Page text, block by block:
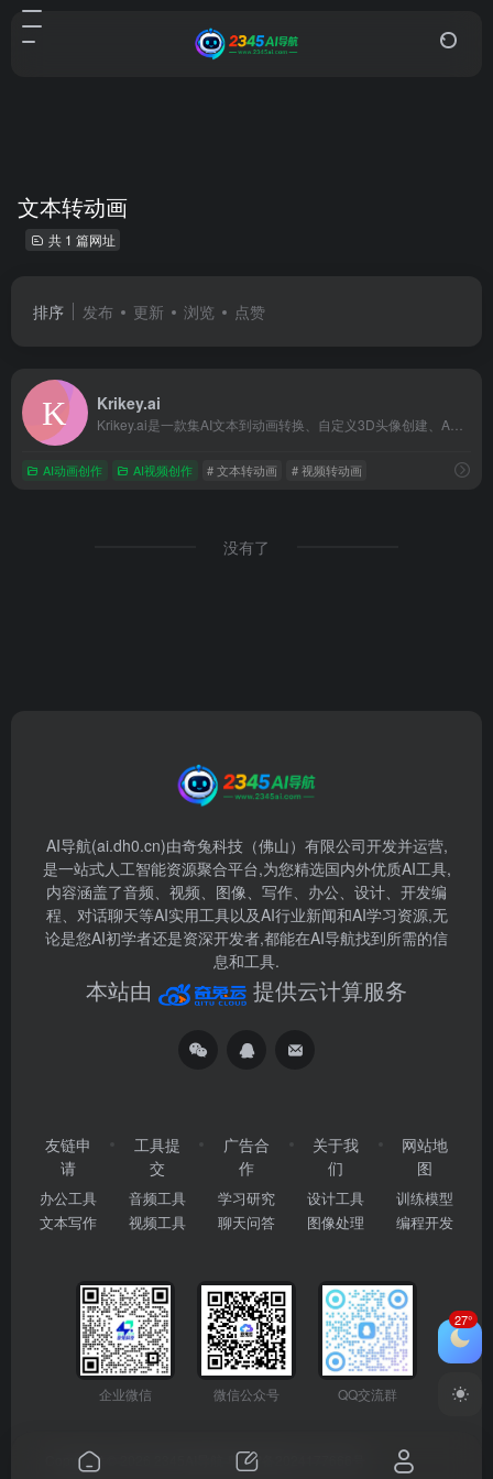
文本转动画
共 1 篇网址
排序 发布 更新 浏览 点赞
Krikey.ai
AI动画创作 AI视频创作 # 文本转动画 # 视频转动画
没有了
AI导航(ai.dh0.cn)由奇兔科技（佛山）有限公司开发并运营,
是一站式人工智能资源聚合平台,为您精选国内外优质AI工具,
内容涵盖了音频、视频、图像、写作、办公、设计、开发编
程、对话聊天等AI实用工具以及AI行业新闻和AI学习资源,无
论是您AI初学者还是资深开发者,都能在AI导航找到所需的信
息和工具.
本站由 提供云计算服务
友链申
请
办公工具
文本写作
工具提
交
音频工具
视频工具
广告合
作
学习研究
聊天问答
关于我
们
设计工具
图像处理
网站地
图
训练模型
编程开发
企业微信 微信公众号 QQ交流群
Copyright © 2026 粤ICP备2024177666号
27°